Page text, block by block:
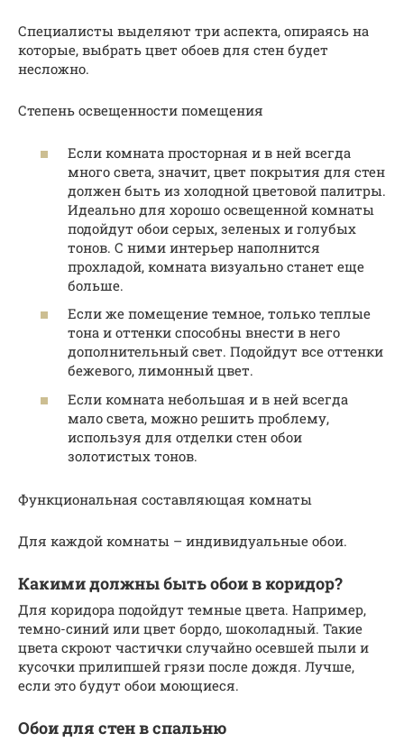
Специалисты выделяют три аспекта, опираясь на
которые, выбрать цвет обоев для стен будет
несложно.
Степень освещенности помещения
Если комната просторная и в ней всегда
много света, значит, цвет покрытия для стен
должен быть из холодной цветовой палитры.
Идеально для хорошо освещенной комнаты
подойдут обои серых, зеленых и голубых
тонов. С ними интерьер наполнится
прохладой, комната визуально станет еще
больше.
Если же помещение темное, только теплые
тона и оттенки способны внести в него
дополнительный свет. Подойдут все оттенки
бежевого, лимонный цвет.
Если комната небольшая и в ней всегда
мало света, можно решить проблему,
используя для отделки стен обои
золотистых тонов.
Функциональная составляющая комнаты
Для каждой комнаты – индивидуальные обои.
Какими должны быть обои в коридор?
Для коридора подойдут темные цвета. Например,
темно-синий или цвет бордо, шоколадный. Такие
цвета скроют частички случайно осевшей пыли и
кусочки прилипшей грязи после дождя. Лучше,
если это будут обои моющиеся.
Обои для стен в спальню